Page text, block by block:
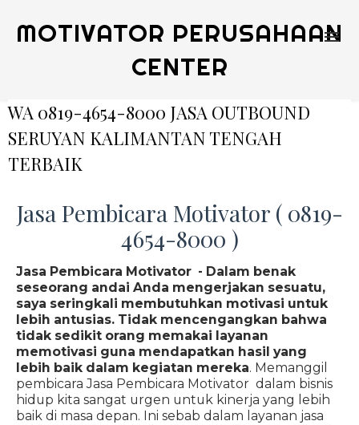
MOTIVATOR PERUSAHAAN
CENTER
WA 0819-4654-8000 JASA OUTBOUND
SERUYAN KALIMANTAN TENGAH
TERBAIK
Jasa Pembicara Motivator ( 0819-
4654-8000 )
Jasa Pembicara Motivator - Dalam benak
seseorang andai Anda mengerjakan sesuatu,
saya seringkali membutuhkan motivasi untuk
lebih antusias. Tidak mencengangkan bahwa
tidak sedikit orang memakai layanan
memotivasi guna mendapatkan hasil yang
lebih baik dalam kegiatan mereka. Memanggil
pembicara Jasa Pembicara Motivator dalam bisnis
hidup kita sangat urgen untuk kinerja yang lebih
baik di masa depan. Ini sebab dalam layanan jasa